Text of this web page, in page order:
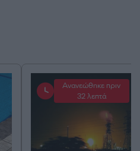
Ανανεώθηκε πριν
32 λεπτά